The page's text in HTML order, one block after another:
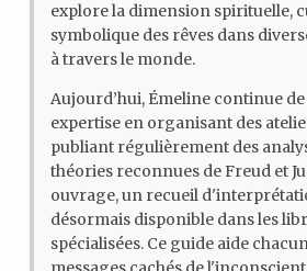
explore la dimension spirituelle,
symbolique des rêves dans
à travers le monde.
Aujourd’hui, Émeline continue
expertise en organisant des
publiant régulièrement des
théories reconnues de Freud et
ouvrage, un recueil
désormais disponible dans les
spécialisées. Ce guide aide